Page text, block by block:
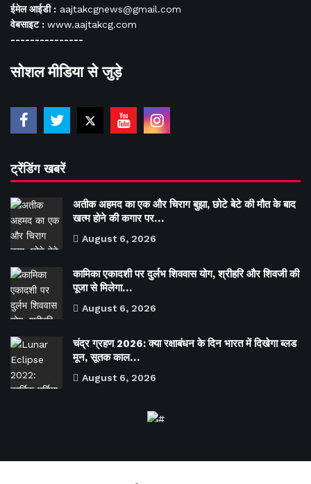
ईमेल आईडी : aajtakcgnews@gmail.com
वेबसाइट : www.aajtakcg.com
---------------
सोशल मीडिया से जुड़े
ट्रेंडिंग खबरें
अतीक अहमद का एक और चिराग बुझा, छोटे बेटे की मौत के बाद
खत्म होने की कगार पर…
August 6, 2026
कामिका एकादशी पर दुर्लभ शिववास योग, श्रीहरि और शिवजी की
पूजा से मिलेगा…
August 6, 2026
चंद्र ग्रहण 2026: क्या रक्षाबंधन के दिन भारत में दिखेगा ब्लड
मून, सूतक काल…
August 6, 2026